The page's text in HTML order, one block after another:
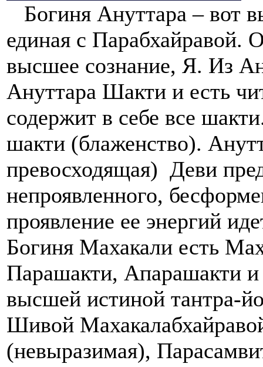
Богиня Ануттара – вот
единая с Парабхайравой.
высшее сознание, Я. Из
Ануттара Шакти и есть
содержит в себе все
шакти (блаженство).
превосходящая) Деви
непроявленного,
проявление ее энергий
Богиня Махакали есть
Парашакти, Апарашакти и
высшей истиной тантра-
Шивой
(невыразимая),